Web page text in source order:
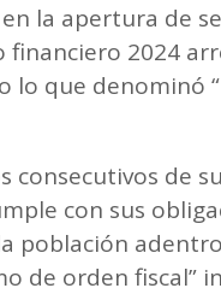
la apertura de
financiero 2024
lo que denominó
consecutivos de
con sus
población
de orden fiscal”